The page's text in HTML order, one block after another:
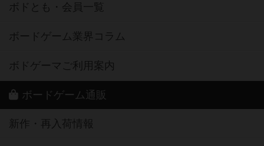
ボドとも・会員一覧
ボードゲーム業界コラム
ボドゲーマご利用案内
ボードゲーム通販
新作・再入荷情報